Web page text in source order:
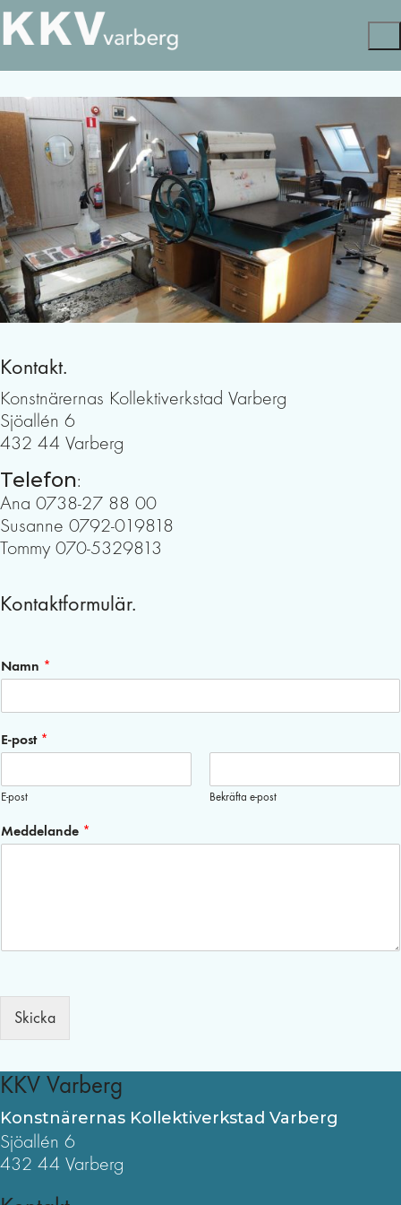
Kontakt.
Konstnärernas Kollektiverkstad Varberg
Sjöallén 6
432 44 Varberg
Telefon:
Ana 0738-27 88 00
Susanne 0792-019818
Tommy 070-5329813
Kontaktformulär.
Namn *
E-post *
E-post Bekräfta e-post
Meddelande *
Skicka
KKV Varberg
Konstnärernas Kollektiverkstad Varberg
Sjöallén 6
432 44 Varberg